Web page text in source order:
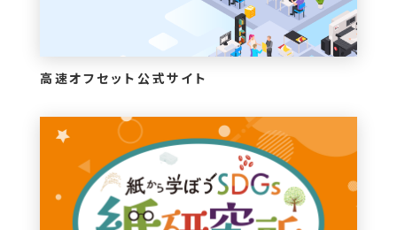
高速オフセット公式サイト